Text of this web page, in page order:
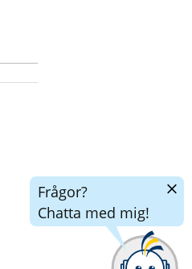
Frågor?
Chatta med mig!
Dölj